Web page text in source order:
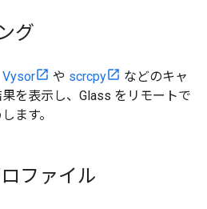
グ
Vysor や scrcpy
などのキャ
を表示し、Glass をリモートで
ます。
ファイル